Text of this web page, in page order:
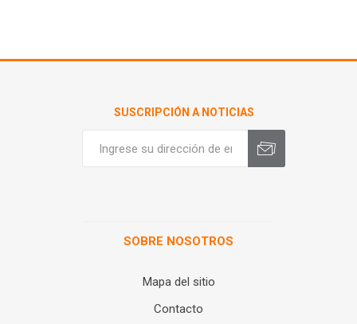
SUSCRIPCIÓN A NOTICIAS
SOBRE NOSOTROS
Mapa del sitio
Contacto